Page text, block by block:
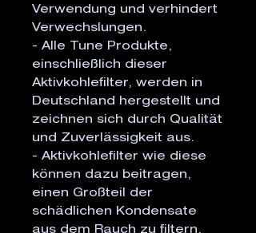
Verwendung und verhindert
Verwechslungen.
- Alle Tune Produkte,
einschließlich dieser
Aktivkohlefilter, werden in
Deutschland hergestellt und
zeichnen sich durch Qualität
und Zuverlässigkeit aus.
- Aktivkohlefilter wie diese
können dazu beitragen,
einen Großteil der
schädlichen Kondensate
aus dem Rauch zu filtern.